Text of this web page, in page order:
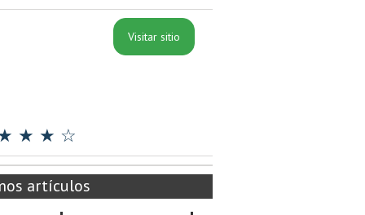
★ ★ ☆
Visitar sitio
artículos